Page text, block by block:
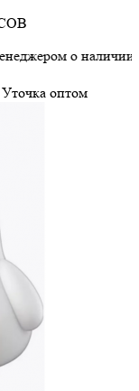
о наличии
оптом